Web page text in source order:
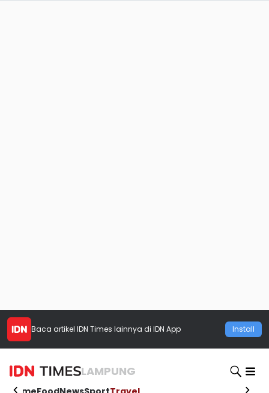
Baca artikel IDN Times lainnya di IDN App Install
LAMPUNG